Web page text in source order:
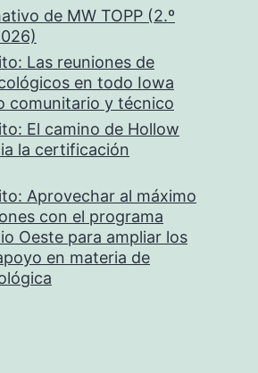
de MW TOPP (2.º
Las reuniones de
en todo Iowa
comunitario y técnico
El camino de Hollow
la certificación
Aprovechar al máximo
con el programa
Oeste para ampliar los
en materia de